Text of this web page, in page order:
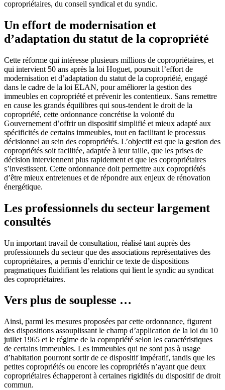
copropriétaires, du conseil syndical et du syndic.
Un effort de modernisation et
d’adaptation du statut de la copropriété
Cette réforme qui intéresse plusieurs millions de copropriétaires, et
qui intervient 50 ans après la loi Hoguet, poursuit l’effort de
modernisation et d’adaptation du statut de la copropriété, engagé
dans le cadre de la loi ELAN, pour améliorer la gestion des
immeubles en copropriété et prévenir les contentieux. Sans remettre
en cause les grands équilibres qui sous-tendent le droit de la
copropriété, cette ordonnance concrétise la volonté du
Gouvernement d’offrir un dispositif simplifié et mieux adapté aux
spécificités de certains immeubles, tout en facilitant le processus
décisionnel au sein des copropriétés. L’objectif est que la gestion des
copropriétés soit facilitée, adaptée à leur taille, que les prises de
décision interviennent plus rapidement et que les copropriétaires
s’investissent. Cette ordonnance doit permettre aux copropriétés
d’être mieux entretenues et de répondre aux enjeux de rénovation
énergétique.
Les professionnels du secteur largement
consultés
Un important travail de consultation, réalisé tant auprès des
professionnels du secteur que des associations représentatives des
copropriétaires, a permis d’enrichir ce texte de dispositions
pragmatiques fluidifiant les relations qui lient le syndic au syndicat
des copropriétaires.
Vers plus de souplesse …
Ainsi, parmi les mesures proposées par cette ordonnance, figurent
des dispositions assouplissant le champ d’application de la loi du 10
juillet 1965 et le régime de la copropriété selon les caractéristiques
de certains immeubles. Les immeubles qui ne sont pas à usage
d’habitation pourront sortir de ce dispositif impératif, tandis que les
petites copropriétés ou encore les copropriétés n’ayant que deux
copropriétaires échapperont à certaines rigidités du dispositif de droit
commun.